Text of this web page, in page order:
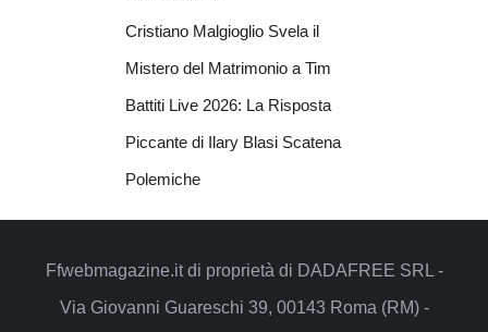
Cristiano Malgioglio Svela il
Mistero del Matrimonio a Tim
Battiti Live 2026: La Risposta
Piccante di Ilary Blasi Scatena
Polemiche
Ffwebmagazine.it di proprietà di DADAFREE SRL -
Via Giovanni Guareschi 39, 00143 Roma (RM) -